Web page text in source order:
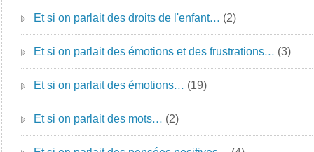
Et si on parlait des droits de l'enfant… (2)
Et si on parlait des émotions et des frustrations… (3)
Et si on parlait des émotions… (19)
Et si on parlait des mots… (2)